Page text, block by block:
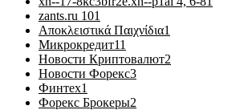
zants.ru 101
Αποκλειστικά Παιχνίδια1
Микрокредит11
Новости Криптовалют2
Новости Форекс3
Финтех1
Форекс Брокеры2